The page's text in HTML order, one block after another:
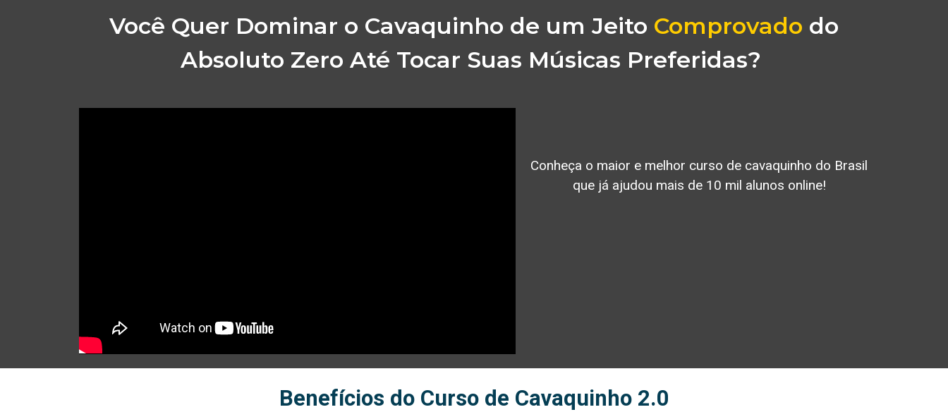
Você Quer Dominar o Cavaquinho de um Jeito Comprovado do
Absoluto Zero Até Tocar Suas Músicas Preferidas?
Conheça o maior e melhor curso de cavaquinho do Brasil
que já ajudou mais de 10 mil alunos online!
Benefícios do Curso de Cavaquinho 2.0